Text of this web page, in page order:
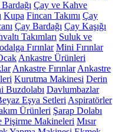
Çay ve Kahve
Kupa Fincan Takımı Çay
Çay Bardağı Çay Kaşığı
Takımları Suluk ve
Fırınlar Mini Fırınlar
Ankastre Ürünleri
Ankastre Fırınlar Ankastre
Kurutma Makinesi Derin
Buzdolabı Davlumbazlar
Eşya Setleri Aspiratörler
Ürünleri Şarap Dolabı
Pişirme Makineleri Mısır